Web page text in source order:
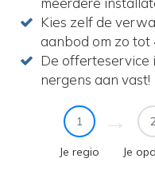
Kies zelf de
aanbod om zo tot
De offerteservice
nergens aan vast!
1
Je regio Je